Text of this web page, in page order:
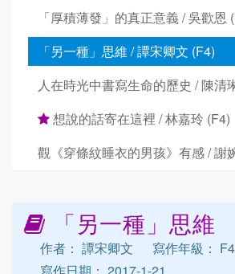
「厚積薄發」的真正意義 / 吳歡恩
「另一種」思維 / 譚宋卿文 (F4)
人在時光中書寫生命的歷史 / 陳清
想說的話寄在這裡 / 林嘉玲 (F4)
觀《穿條紋睡衣的男孩》有感 / 謝
「另一種」思維
作者： 譚宋卿文
寫作年級： F4